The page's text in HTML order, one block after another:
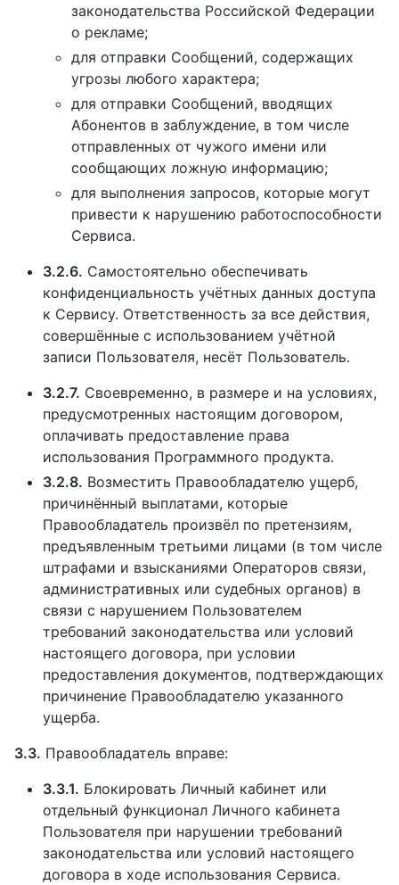
законодательства Российской Федерации
о рекламе;
для отправки Сообщений, содержащих
угрозы любого характера;
для отправки Сообщений, вводящих
Абонентов в заблуждение, в том числе
отправленных от чужого имени или
сообщающих ложную информацию;
для выполнения запросов, которые могут
привести к нарушению работоспособности
Сервиса.
3.2.6. Самостоятельно обеспечивать
конфиденциальность учётных данных доступа
к Сервису. Ответственность за все действия,
совершённые с использованием учётной
записи Пользователя, несёт Пользователь.
3.2.7. Своевременно, в размере и на условиях,
предусмотренных настоящим договором,
оплачивать предоставление права
использования Программного продукта.
3.2.8. Возместить Правообладателю ущерб,
причинённый выплатами, которые
Правообладатель произвёл по претензиям,
предъявленным третьими лицами (в том числе
штрафами и взысканиями Операторов связи,
административных или судебных органов) в
связи с нарушением Пользователем
требований законодательства или условий
настоящего договора, при условии
предоставления документов, подтверждающих
причинение Правообладателю указанного
ущерба.
3.3. Правообладатель вправе:
3.3.1. Блокировать Личный кабинет или
отдельный функционал Личного кабинета
Пользователя при нарушении требований
законодательства или условий настоящего
договора в ходе использования Сервиса.